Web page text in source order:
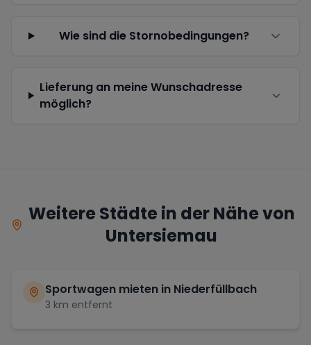
Wie sind die Stornobedingungen?
Lieferung an meine Wunschadresse
möglich?
Weitere Städte in der Nähe von
Untersiemau
Sportwagen mieten in Niederfüllbach
3 km entfernt